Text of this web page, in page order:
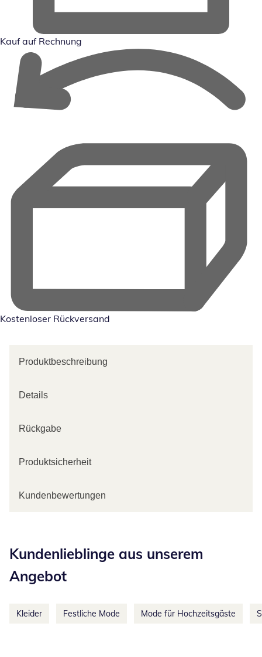
Kauf auf Rechnung
Kostenloser Rückversand
Produktbeschreibung
Details
Rückgabe
Produktsicherheit
Kundenbewertungen
Kundenlieblinge aus unserem
Angebot
Kleider Festliche Mode Mode für Hochzeitsgäste